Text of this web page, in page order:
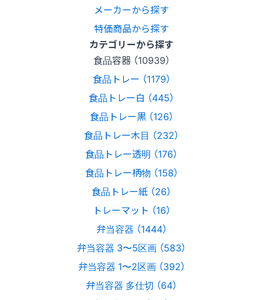
メーカーから探す
特価商品から探す
カテゴリーから探す
食品容器 （10939）
食品トレー （1179）
食品トレー白 （445）
食品トレー黒 （126）
食品トレー木目 （232）
食品トレー透明 （176）
食品トレー柄物 （158）
食品トレー紙 （26）
トレーマット （16）
弁当容器 （1444）
弁当容器 3〜5区画 （583）
弁当容器 1〜2区画 （392）
弁当容器 多仕切 （64）